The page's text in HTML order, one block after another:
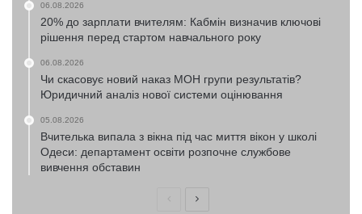
06.08.2026
20% до зарплати вчителям: Кабмін визначив ключові
рішення перед стартом навчального року
06.08.2026
Чи скасовує новий наказ МОН групи результатів?
Юридичний аналіз нової системи оцінювання
05.08.2026
Вчителька випала з вікна під час миття вікон у школі
Одеси: департамент освіти розпочне службове
вивчення обставин
ПопередняНаступна